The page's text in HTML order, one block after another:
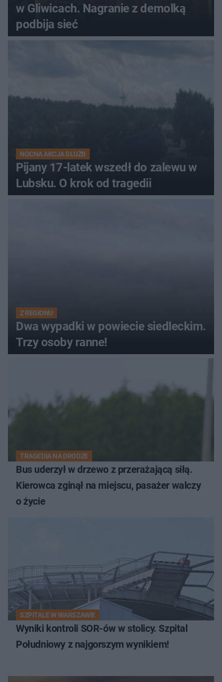
w Gliwicach. Nagranie z demolką
podbija sieć
NOCNA AKCJA SŁUŻB
Pijany 17-latek wszedł do zalewu w
Lubsku. O krok od tragedii
Z REGIONU
Dwa wypadki w powiecie siedleckim.
Trzy osoby ranne!
TRAGEDIA NA DRODZE
Bus uderzył w drzewo z przerażającą siłą.
Kierowca zginął na miejscu, pasażer walczy
o życie
SZPITALE W WARSZAWIE
Wyniki kontroli SOR-ów w stolicy. Szpital
Południowy z najgorszym wynikiem!